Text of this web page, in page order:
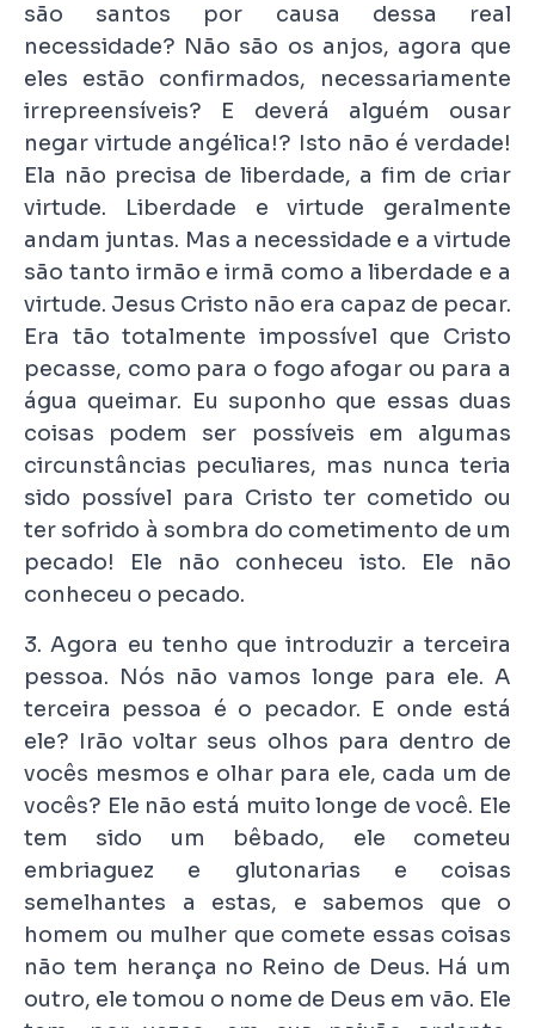
são santos por causa dessa real
necessidade? Não são os anjos, agora que
eles estão confirmados, necessariamente
irrepreensíveis? E deverá alguém ousar
negar virtude angélica!? Isto não é verdade!
Ela não precisa de liberdade, a fim de criar
virtude. Liberdade e virtude geralmente
andam juntas. Mas a necessidade e a virtude
são tanto irmão e irmã como a liberdade e a
virtude. Jesus Cristo não era capaz de pecar.
Era tão totalmente impossível que Cristo
pecasse, como para o fogo afogar ou para a
água queimar. Eu suponho que essas duas
coisas podem ser possíveis em algumas
circunstâncias peculiares, mas nunca teria
sido possível para Cristo ter cometido ou
ter sofrido à sombra do cometimento de um
pecado! Ele não conheceu isto. Ele não
conheceu o pecado.
3. Agora eu tenho que introduzir a terceira
pessoa. Nós não vamos longe para ele. A
terceira pessoa é o pecador. E onde está
ele? Irão voltar seus olhos para dentro de
vocês mesmos e olhar para ele, cada um de
vocês? Ele não está muito longe de você. Ele
tem sido um bêbado, ele cometeu
embriaguez e glutonarias e coisas
semelhantes a estas, e sabemos que o
homem ou mulher que comete essas coisas
não tem herança no Reino de Deus. Há um
outro, ele tomou o nome de Deus em vão. Ele